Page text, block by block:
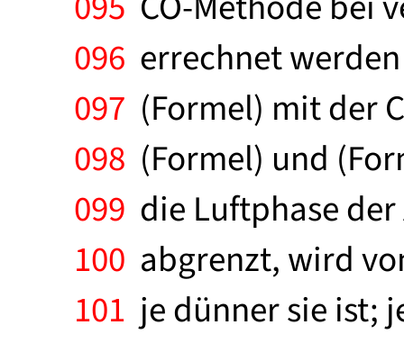
096 errechnet
097 (Formel) mit der
098 (Formel) und
099 die Luftphase
100 abgrenzt, wird
101 je dünner sie ist;